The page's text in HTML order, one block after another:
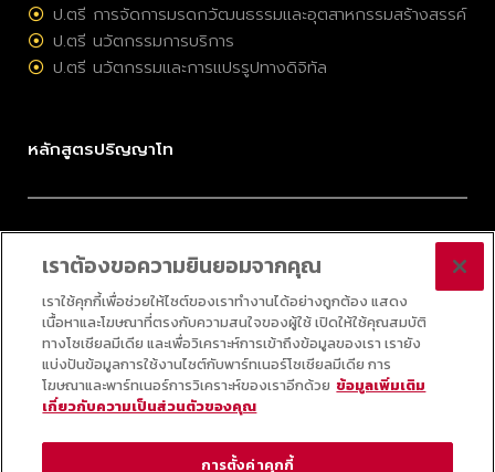
ป.ตรี การจัดการมรดกวัฒนธรรมและอุตสาหกรรมสร้างสรรค์
ป.ตรี นวัตกรรมการบริการ
ป.ตรี นวัตกรรมและการแปรรูปทางดิจิทัล
หลักสูตรปริญญาโท
ป.โท การจัดการมรดกวัฒนธรรมและอุตสาหกรรมสร้างสรรค์
ป.โท การบริหารนวัตกรรมและเทคโนโลยี
ป.โท กลยุทธ์ดิจิทัล
ป.โท ออนไลน์ วิทยาศาสตร์ข้อมูลประยุกต์
© 2025 COLLEGE OF INNOVATION, THAMMASAT UNIVERSITY ALL RIGHTS
RESERVED
เราต้องขอความยินยอมจากคุณ
เราใช้คุกกี้เพื่อช่วยให้ไซต์ของเราทำงานได้อย่างถูกต้อง แสดง
เนื้อหาและโฆษณาที่ตรงกับความสนใจของผู้ใช้ เปิดให้ใช้คุณสมบัติ
ทางโซเชียลมีเดีย และเพื่อวิเคราะห์การเข้าถึงข้อมูลของเรา เรายัง
แบ่งปันข้อมูลการใช้งานไซต์กับพาร์ทเนอร์โซเชียลมีเดีย การ
โฆษณาและพาร์ทเนอร์การวิเคราะห์ของเราอีกด้วย ข้อมูลเพิ่มเติม
เกี่ยวกับความเป็นส่วนตัวของคุณ
การตั้งค่าคุกกี้